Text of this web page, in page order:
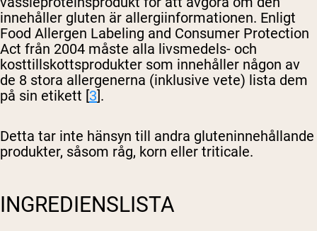
innehåller gluten är allergiinformationen. Enligt
Food Allergen Labeling and Consumer Protection
Act från 2004 måste alla livsmedels- och
kosttillskottsprodukter som innehåller någon av
de 8 stora allergenerna (inklusive vete) lista dem
på sin etikett [3].
Detta tar inte hänsyn till andra gluteninnehållande
produkter, såsom råg, korn eller triticale.
INGREDIENSLISTA